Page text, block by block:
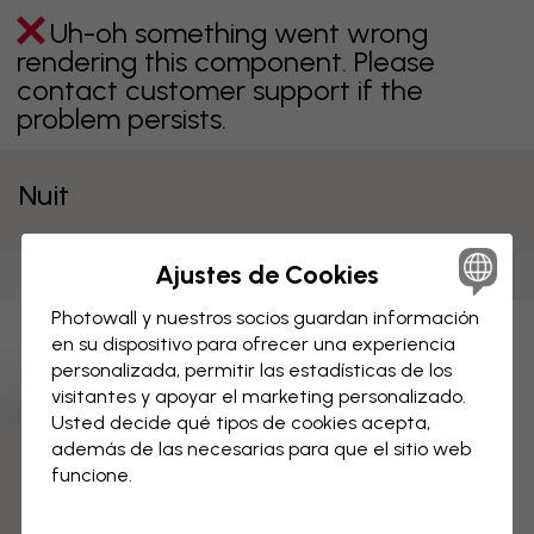
Uh-oh something went wrong
rendering this component. Please
contact customer support if the
problem persists.
Nuit
Papeles pintados
Lienzos(0) 0)
Uh-oh something went wrong
rendering this component. Please
contact customer support if the
problem persists.
Ajustes de Cookies
Photowall y nuestros socios guardan información
en su dispositivo para ofrecer una experiencia
personalizada, permitir las estadísticas de los
visitantes y apoyar el marketing personalizado.
Usted decide qué tipos de cookies acepta,
además de las necesarias para que el sitio web
funcione.